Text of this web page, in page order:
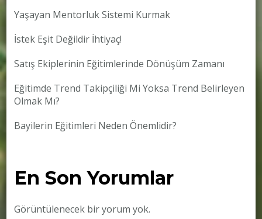
Yaşayan Mentorluk Sistemi Kurmak
İstek Eşit Değildir İhtiyaç!
Satış Ekiplerinin Eğitimlerinde Dönüşüm Zamanı
Eğitimde Trend Takipçiliği Mi Yoksa Trend Belirleyen
Olmak Mı?
Bayilerin Eğitimleri Neden Önemlidir?
En Son Yorumlar
Görüntülenecek bir yorum yok.